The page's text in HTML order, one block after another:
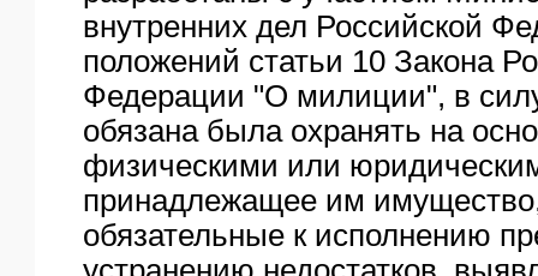
внутренних дел Российской
положений статьи 10 Закона
Федерации "О милиции", в
обязана была охранять на
физическими или
принадлежащее им
обязательные к исполнению